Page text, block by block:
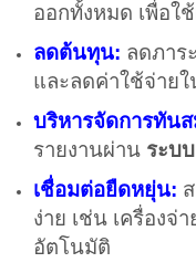
ออกทั้งหมด เพื่อใ
ลดต้นทุน: ลดภาร
และลดค่าใช้จ่าย
บริหารจัดการทัน
รายงานผ่าน ระบ
เชื่อมต่อยืดหยุ่น:
ง่าย เช่น เครื่องจ่
อัตโนมัติ